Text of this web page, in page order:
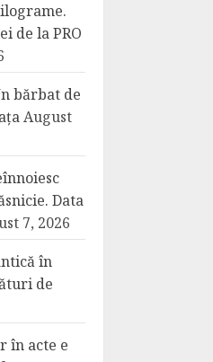
de la PRO
bărbat de
August
Data
7, 2026
în
de
în acte e